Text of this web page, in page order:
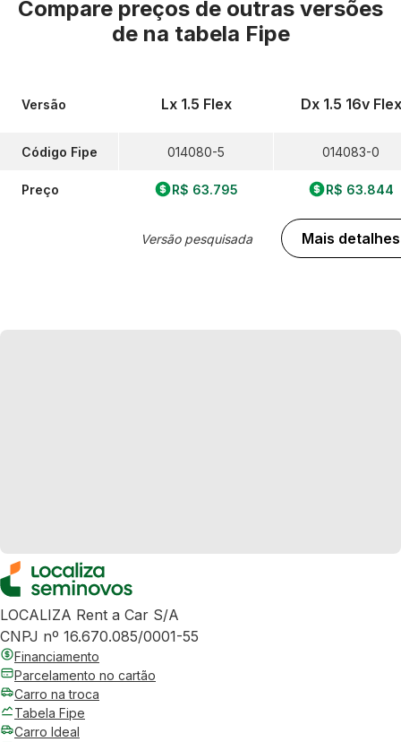
Compare preços de outras versões
de na tabela Fipe
Versão
Código Fipe
Preço
Lx 1.5 Flex
014080-5
R$ 63.795
Versão pesquisada
Dx 1.5 16v Flex
014083-0
R$ 63.844
Mais detalhes
LOCALIZA Rent a Car S/A
CNPJ nº 16.670.085/0001-55
Financiamento
Parcelamento no cartão
Carro na troca
Tabela Fipe
Carro Ideal